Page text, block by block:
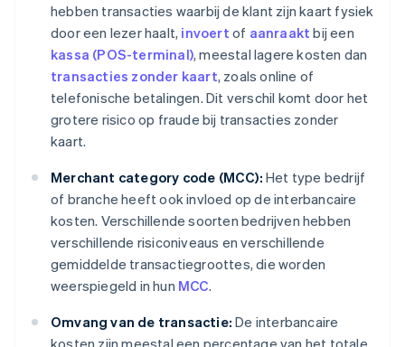
hebben transacties waarbij de klant zijn kaart fysiek
door een lezer haalt, invoert of aanraakt bij een
kassa (POS-terminal), meestal lagere kosten dan
transacties zonder kaart, zoals online of
telefonische betalingen. Dit verschil komt door het
grotere risico op fraude bij transacties zonder
kaart.
Merchant category code (MCC): Het type bedrijf
of branche heeft ook invloed op de interbancaire
kosten. Verschillende soorten bedrijven hebben
verschillende risiconiveaus en verschillende
gemiddelde transactiegroottes, die worden
weerspiegeld in hun MCC.
Omvang van de transactie: De interbancaire